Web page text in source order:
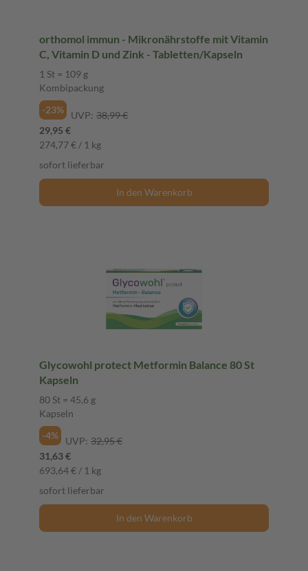
orthomol immun - Mikronährstoffe mit Vitamin
C, Vitamin D und Zink - Tabletten/Kapseln
1 St = 109 g
Kombipackung
-23%
UVP: 38,99 €
29,95 €
274,77 € / 1 kg
sofort lieferbar
In den Warenkorb
Glycowohl protect Metformin Balance 80 St
Kapseln
80 St = 45,6 g
Kapseln
-4%
UVP: 32,95 €
31,63 €
693,64 € / 1 kg
sofort lieferbar
In den Warenkorb